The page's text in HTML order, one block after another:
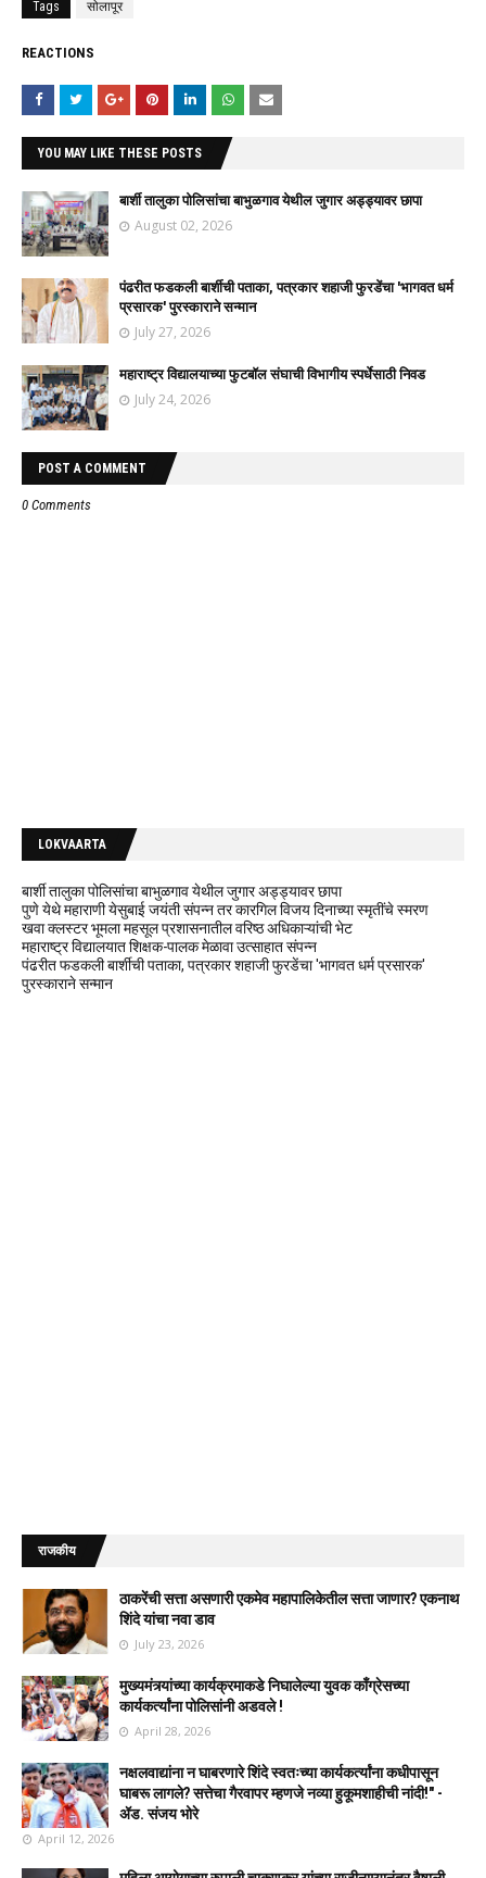
Tags सोलापूर
REACTIONS
YOU MAY LIKE THESE POSTS
बार्शी तालुका पोलिसांचा बाभुळगाव येथील जुगार अड्ड्यावर छापा
August 02, 2026
पंढरीत फडकली बार्शीची पताका, पत्रकार शहाजी फुरडेंचा 'भागवत धर्म
प्रसारक' पुरस्काराने सन्मान
July 27, 2026
महाराष्ट्र विद्यालयाच्या फुटबॉल संघाची विभागीय स्पर्धेसाठी निवड
July 24, 2026
POST A COMMENT
0 Comments
LOKVAARTA
बार्शी तालुका पोलिसांचा बाभुळगाव येथील जुगार अड्ड्यावर छापा
पुणे येथे महाराणी येसुबाई जयंती संपन्न तर कारगिल विजय दिनाच्या स्मृतींचे स्मरण
खवा क्लस्टर भूमला महसूल प्रशासनातील वरिष्ठ अधिकाऱ्यांची भेट
महाराष्ट्र विद्यालयात शिक्षक-पालक मेळावा उत्साहात संपन्न
पंढरीत फडकली बार्शीची पताका, पत्रकार शहाजी फुरडेंचा 'भागवत धर्म प्रसारक'
पुरस्काराने सन्मान
राजकीय
ठाकरेंची सत्ता असणारी एकमेव महापालिकेतील सत्ता जाणार? एकनाथ
शिंदे यांचा नवा डाव
July 23, 2026
मुख्यमंत्र्यांच्या कार्यक्रमाकडे निघालेल्या युवक काँग्रेसच्या
कार्यकर्त्यांना पोलिसांनी अडवले !
April 28, 2026
नक्षलवाद्यांना न घाबरणारे शिंदे स्वतःच्या कार्यकर्त्यांना कधीपासून
घाबरू लागले? सत्तेचा गैरवापर म्हणजे नव्या हुकूमशाहीची नांदी!" -
ॲड. संजय भोरे
April 12, 2026